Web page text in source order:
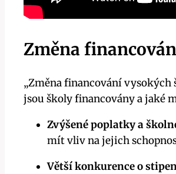
Změna
„Změna financování
jsou školy financovány a jaké
Zvýšené poplatky a
mít vliv na jejich
Větší konkurence o